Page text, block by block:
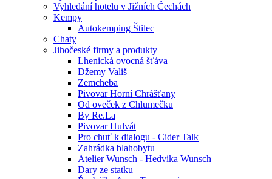
Vyhledání hotelu v Jižních Čechách
Kempy
Autokemping Štilec
Chaty
Jihočeské firmy a produkty
Lhenická ovocná šťáva
Džemy Vališ
Zemcheba
Pivovar Horní Chrášťany
Od oveček z Chlumečku
By Re.La
Pivovar Hulvát
Pro chuť k dialogu - Cider Talk
Zahrádka blahobytu
Atelier Wunsch - Hedvika Wunsch
Dary ze statku